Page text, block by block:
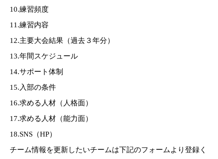
10.練習頻度
11.練習内容
12.主要大会結果（過去３年分）
13.年間スケジュール
14.サポート体制
15.入部の条件
16.求める人材（人格面）
17.求める人材（能力面）
18.SNS（HP）
チーム情報を更新したいチームは下記のフォームより登録く